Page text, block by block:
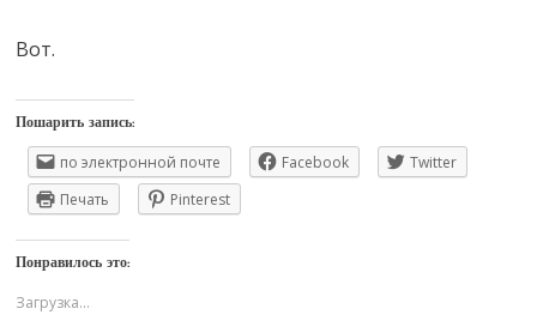
Вот.
Пошарить запись:
по электронной почте Facebook
Twitter
Печать
Pinterest
Понравилось это:
Загрузка...